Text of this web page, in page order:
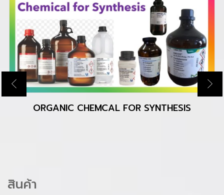
ORGANIC CHEMCAL FOR SYNTHESIS
สินค้า